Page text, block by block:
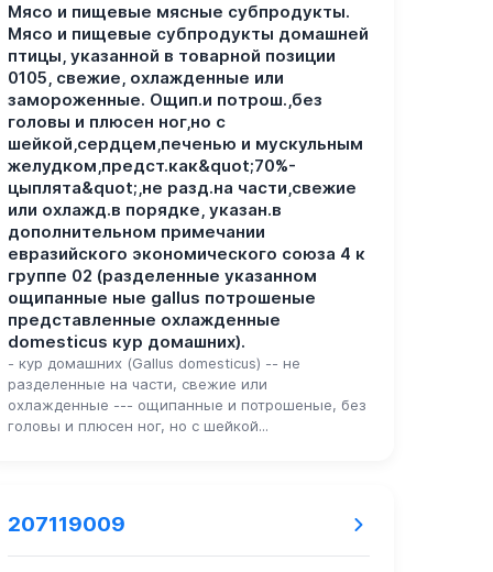
Мясо и пищевые мясные субпродукты.
Мясо и пищевые субпродукты домашней
птицы, указанной в товарной позиции
0105, свежие, охлажденные или
замороженные. Ощип.и потрош.,без
головы и плюсен ног,но с
шейкой,сердцем,печенью и мускульным
желудком,предст.как&quot;70%-
цыплята&quot;,не разд.на части,свежие
или охлажд.в порядке, указан.в
дополнительном примечании
евразийского экономического союза 4 к
группе 02 (разделенные указанном
ощипанные ные gallus потрошеные
представленные охлажденные
domesticus кур домашних).
- кур домашних (Gallus domesticus) -- не
разделенные на части, свежие или
охлажденные --- ощипанные и потрошеные, без
головы и плюсен ног, но с шейкой...
207119009